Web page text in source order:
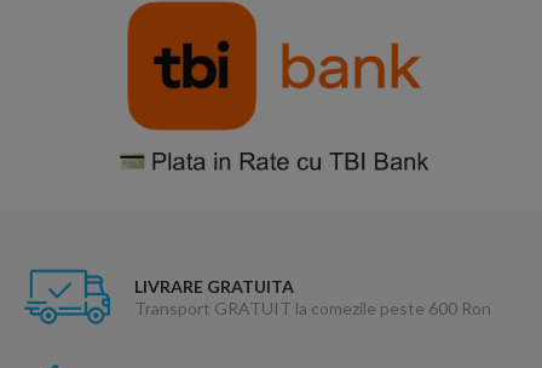
LIVRARE GRATUITA
Transport GRATUIT la comezile peste 600 Ron